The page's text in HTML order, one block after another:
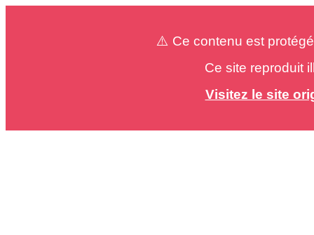
⚠️ Ce contenu est
Ce site reproduit
Visitez le site